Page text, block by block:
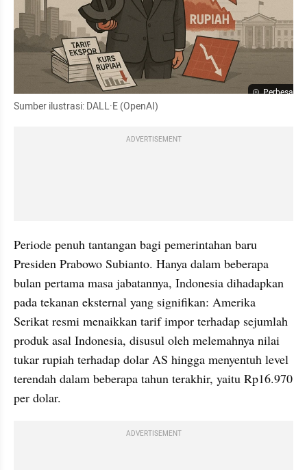
Perbesar
Sumber ilustrasi: DALL·E (OpenAI)
ADVERTISEMENT
Periode penuh tantangan bagi pemerintahan baru
Presiden Prabowo Subianto. Hanya dalam beberapa
bulan pertama masa jabatannya, Indonesia dihadapkan
pada tekanan eksternal yang signifikan: Amerika
Serikat resmi menaikkan tarif impor terhadap sejumlah
produk asal Indonesia, disusul oleh melemahnya nilai
tukar rupiah terhadap dolar AS hingga menyentuh level
terendah dalam beberapa tahun terakhir, yaitu Rp16.970
per dolar.
ADVERTISEMENT